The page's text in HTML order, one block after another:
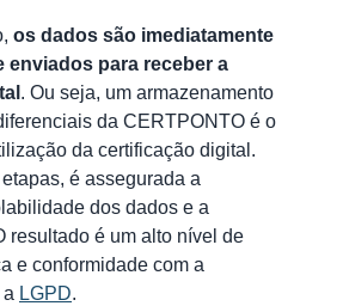
os dados são imediatamente
enviados para receber a
. Ou seja, um armazenamento
da CERTPONTO é o
da certificação digital.
é assegurada a
dos dados e a
resultado é um alto nível de
e conformidade com a
LGPD.